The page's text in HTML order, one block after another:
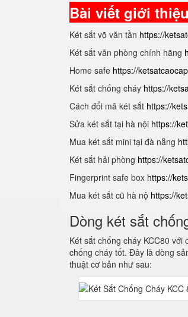
Bài viết giới
Két sắt võ văn tần https://
Két sắt văn phòng chính hãng
Home safe https://
Két sắt chống cháy https://
Cách đổi mã két sắt https://
Sửa két sắt tại hà nội https://
Mua két sắt mini tại đà nẵng
Két sắt hải phòng https://
Fingerprint safe box https://
Mua két sắt cũ hà nộ https://
Dòng két sắt
Két sắt chống cháy KCC80
chống cháy tốt. Đây là dòng
thuật cơ bản như sau: